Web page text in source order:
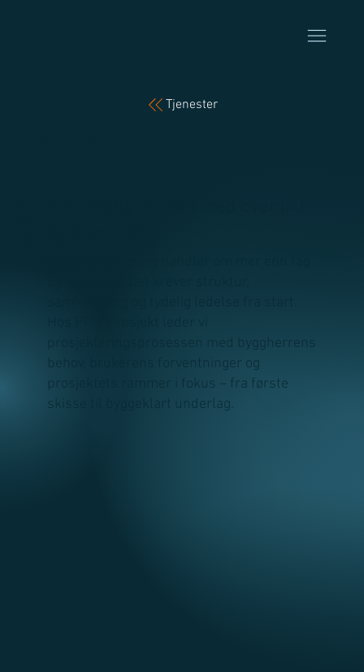
Tjenester
prosjekteringsprosessen med byggherrens
behov, brukerens forventninger og
prosjektets rammer i fokus – fra første
skisse til byggeklart underlag.